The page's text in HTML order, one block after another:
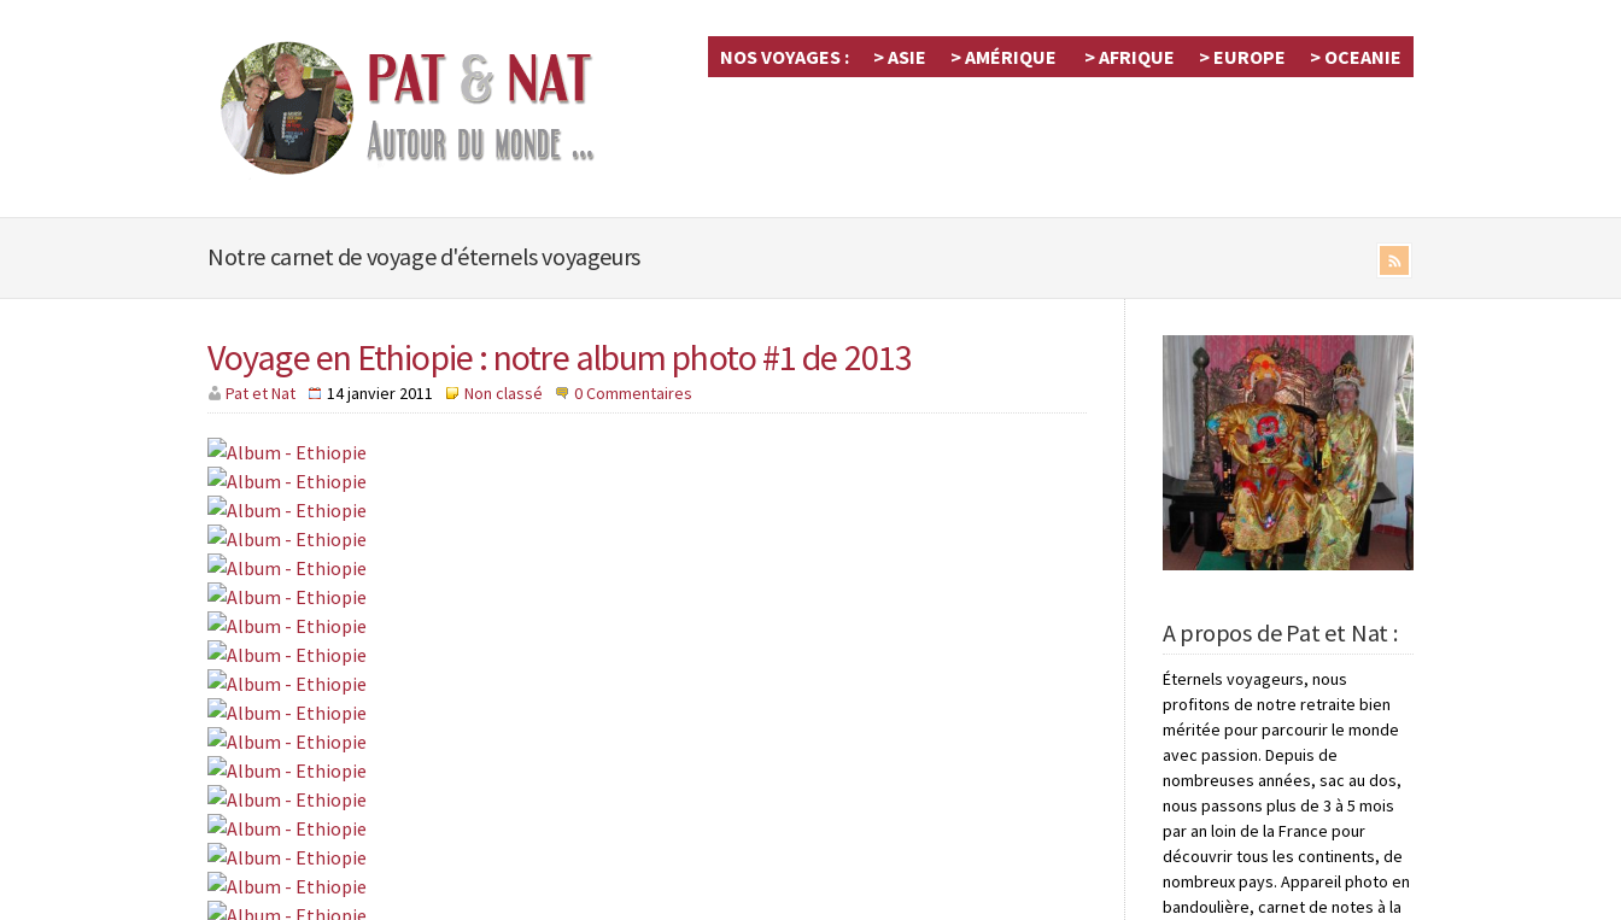
NOS VOYAGES : > ASIE > AMÉRIQUE > AFRIQUE > EUROPE > OCEANIE
Notre carnet de voyage d'éternels voyageurs
Voyage en Ethiopie : notre album photo #1 de 2013
Pat et Nat 14 janvier 2011 Non classé 0 Commentaires
A propos de Pat et Nat :
Éternels voyageurs, nous
profitons de notre retraite bien
méritée pour parcourir le monde
avec passion. Depuis de
nombreuses années, sac au dos,
nous passons plus de 3 à 5 mois
par an loin de la France pour
découvrir tous les continents, de
nombreux pays. Appareil photo en
bandoulière, carnet de notes à la